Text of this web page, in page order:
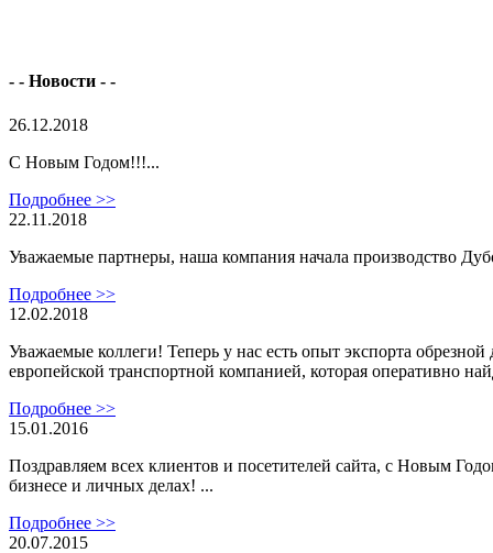
- - Новости - -
26.12.2018
С Новым Годом!!!...
Подробнее >>
22.11.2018
Уважаемые партнеры, наша компания начала производство
Подробнее >>
12.02.2018
Уважаемые коллеги! Теперь у нас есть опыт экспорта
европейской транспортной компанией, которая оперативно
Подробнее >>
15.01.2016
Поздравляем всех клиентов и посетителей сайта, с Новым
бизнесе и личных делах! ...
Подробнее >>
20.07.2015